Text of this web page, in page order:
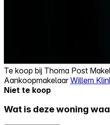
Te koop bij Thoma Post
AankoopmakelaarWillem
Niet te koop
Wat is deze woning